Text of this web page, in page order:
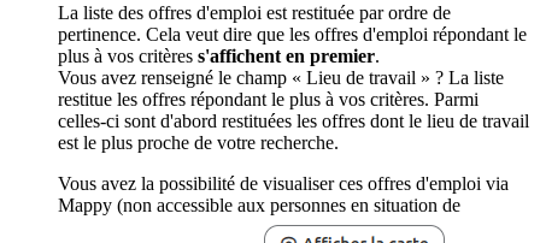
La liste des offres d'emploi est restituée par ordre de
pertinence. Cela veut dire que les offres d'emploi répondant le
plus à vos critères s'affichent en premier.
Vous avez renseigné le champ « Lieu de travail » ? La liste
restitue les offres répondant le plus à vos critères. Parmi
celles-ci sont d'abord restituées les offres dont le lieu de travail
est le plus proche de votre recherche.
Vous avez la possibilité de visualiser ces offres d'emploi via
Mappy (non accessible aux personnes en situation de